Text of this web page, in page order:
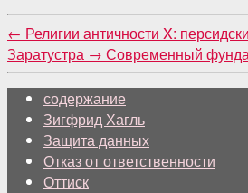
← Религии античности X:
Заратустра → Современный
содержание
Зигфрид Хагль
Защита данных
Отказ от ответственности
Оттиск